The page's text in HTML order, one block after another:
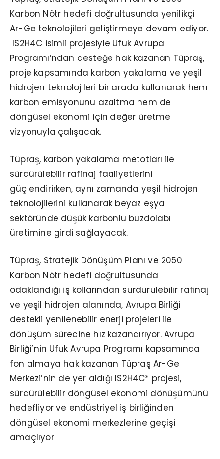
Karbon Nötr hedefi doğrultusunda yenilikçi
Ar-Ge teknolojileri geliştirmeye devam ediyor.
IS2H4C isimli projesiyle Ufuk Avrupa
Programı’ndan desteğe hak kazanan Tüpraş,
proje kapsamında karbon yakalama ve yeşil
hidrojen teknolojileri bir arada kullanarak hem
karbon emisyonunu azaltma hem de
döngüsel ekonomi için değer üretme
vizyonuyla çalışacak.
Tüpraş, karbon yakalama metotları ile
sürdürülebilir rafinaj faaliyetlerini
güçlendirirken, aynı zamanda yeşil hidrojen
teknolojilerini kullanarak beyaz eşya
sektöründe düşük karbonlu buzdolabı
üretimine girdi sağlayacak.
Tüpraş, Stratejik Dönüşüm Planı ve 2050
Karbon Nötr hedefi doğrultusunda
odaklandığı iş kollarından sürdürülebilir rafinaj
ve yeşil hidrojen alanında, Avrupa Birliği
destekli yenilenebilir enerji projeleri ile
dönüşüm sürecine hız kazandırıyor. Avrupa
Birliği’nin Ufuk Avrupa Programı kapsamında
fon almaya hak kazanan Tüpraş Ar-Ge
Merkezi’nin de yer aldığı IS2H4C* projesi,
sürdürülebilir döngüsel ekonomi dönüşümünü
hedefliyor ve endüstriyel iş birliğinden
döngüsel ekonomi merkezlerine geçişi
amaçlıyor.